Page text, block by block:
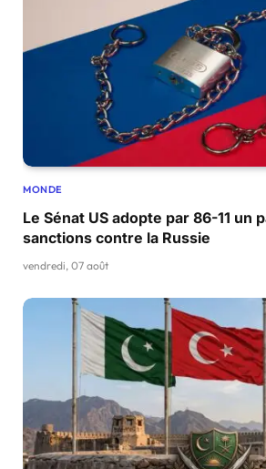
MONDE
Le Sénat US adopte par 86-11 un
sanctions contre la Russie
vendredi, 07 août